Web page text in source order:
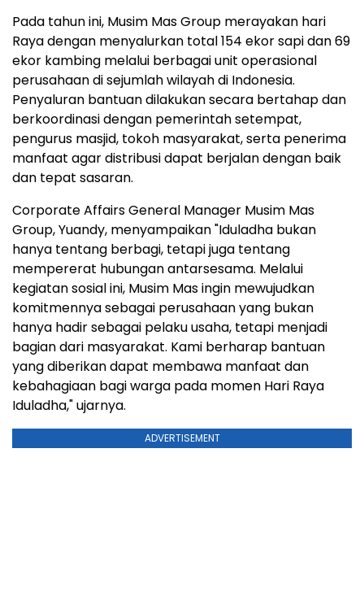
Pada tahun ini, Musim Mas Group merayakan hari
Raya dengan menyalurkan total 154 ekor sapi dan 69
ekor kambing melalui berbagai unit operasional
perusahaan di sejumlah wilayah di Indonesia.
Penyaluran bantuan dilakukan secara bertahap dan
berkoordinasi dengan pemerintah setempat,
pengurus masjid, tokoh masyarakat, serta penerima
manfaat agar distribusi dapat berjalan dengan baik
dan tepat sasaran.
Corporate Affairs General Manager Musim Mas
Group, Yuandy, menyampaikan "Iduladha bukan
hanya tentang berbagi, tetapi juga tentang
mempererat hubungan antarsesama. Melalui
kegiatan sosial ini, Musim Mas ingin mewujudkan
komitmennya sebagai perusahaan yang bukan
hanya hadir sebagai pelaku usaha, tetapi menjadi
bagian dari masyarakat. Kami berharap bantuan
yang diberikan dapat membawa manfaat dan
kebahagiaan bagi warga pada momen Hari Raya
Iduladha," ujarnya.
ADVERTISEMENT